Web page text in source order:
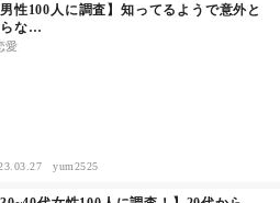
男性100人に調査】知ってるようで意外と
な…
愛
yum2525